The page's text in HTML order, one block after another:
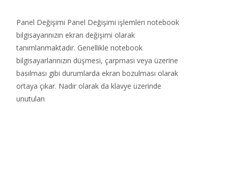
Panel Değişimi Panel Değişimi işlemleri notebook
bilgisayarınızın ekran değişimi olarak
tanımlanmaktadır. Genellikle notebook
bilgisayarlarınızın düşmesi, çarpması veya üzerine
basılması gibi durumlarda ekran bozulması olarak
ortaya çıkar. Nadir olarak da klavye üzerinde
unutulan